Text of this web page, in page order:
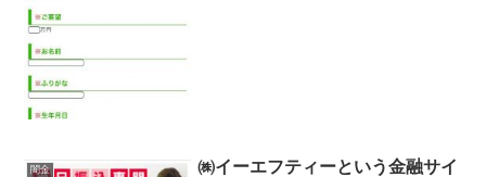
闇金
㈱イーエフティーという金融サイ